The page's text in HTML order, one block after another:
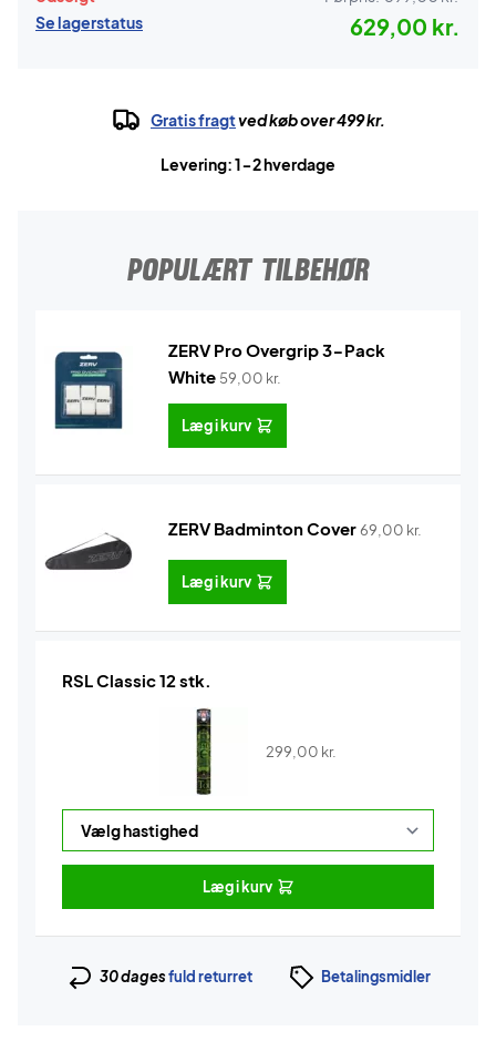
Se lagerstatus
629,00 kr.
Gratis fragtved køb over 499 kr.
Levering: 1-2 hverdage
POPULÆRT TILBEHØR
ZERV Pro Overgrip 3-Pack
White 59,00 kr.
Læg i kurv
ZERV Badminton Cover69,00 kr.
Læg i kurv
RSL Classic 12 stk.
299,00 kr.
Læg i kurv
30 dagesfuld returret Betalingsmidler